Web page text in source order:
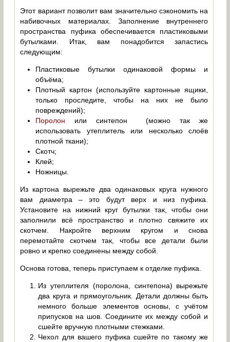
Этот вариант позволит вам значительно сэкономить на
набивочных материалах. Заполнение внутреннего
пространства пуфика обеспечивается пластиковыми
бутылками. Итак, вам понадобится запастись
следующим:
Пластиковые бутылки одинаковой формы и
объёма;
Плотный картон (используйте картонные ящики,
только проследите, чтобы на них не было
повреждений);
Поролон или синтепон (можно так же
использовать утеплитель или несколько слоёв
плотной ткани);
Скотч;
Клей;
Ножницы.
Из картона вырежьте два одинаковых круга нужного
вам диаметра – это будут верх и низ пуфика.
Установите на нижний круг бутылки так, чтобы они
заполнили всё пространство и плотно свяжите их
скотчем. Накройте верхним кругом и снова
перемотайте скотчем так, чтобы все детали были
ровно и крепко соединены между собой.
Основа готова, теперь приступаем к отделке пуфика.
Из утеплителя (поролона, синтепона) вырежьте
два круга и прямоугольник. Детали должны быть
немного больше элементов основы, с учётом
припусков на шов. Соедините их между собой и
сшейте вручную плотными стежками.
Чехол для вашего пуфика сшейте по такому же